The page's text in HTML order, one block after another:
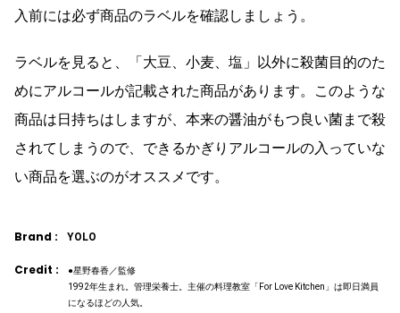
入前には必ず商品のラベルを確認しましょう。
ラベルを見ると、「大豆、小麦、塩」以外に殺菌目的のた
めにアルコールが記載された商品があります。このような
商品は日持ちはしますが、本来の醤油がもつ良い菌まで殺
されてしまうので、できるかぎりアルコールの入っていな
い商品を選ぶのがオススメです。
Brand : YOLO
Credit :
●星野春香／監修
1992年生まれ。管理栄養士。主催の料理教室「For Love Kitchen」は即日満員
になるほどの人気。